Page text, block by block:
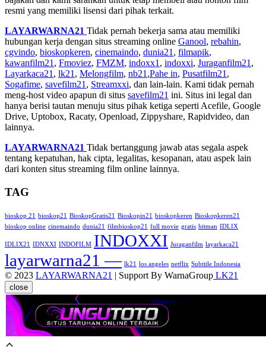
resmi yang memiliki lisensi dari pihak terkait.
LAYARWARNA21 Tidak pernah bekerja sama atau memiliki
hubungan kerja dengan situs streaming online Ganool, rebahin,
cgvindo, bioskopkeren, cinemaindo, dunia21 , filmapik,
kawanfilm21 , Fmoviez, FMZM, indoxx1 , indoxxi, Juraganfilm21 ,
Layarkaca21 , lk21 , Melongfilm, nb21 ,Pahe in, Pusatfilm21 ,
Sogafime, savefilm21 , Streamxxi, dan lain-lain. Kami tidak pernah
meng-host video apapun di situs savefilm21 ini. Situs ini legal dan
hanya berisi tautan menuju situs pihak ketiga seperti Acefile, Google
Drive, Uptobox, Racaty, Openload, Zippyshare, Rapidvideo, dan
lainnya.
LAYARWARNA21 Tidak bertanggung jawab atas segala aspek
tentang kepatuhan, hak cipta, legalitas, kesopanan, atau aspek lain
dari konten situs streaming film online lainnya.
TAG
bioskop 21 bioskop21 BioskopGratis21 Bioskopin21 bioskopkeren Bioskopkeren21
bioskop online cinemaindo dunia21 filmbioskop21 full movie gratis hitman IDLIX
IDLIX21 IDNXXI INDOFILM INDOXXI Juraganfilm layarkaca21
layarwarna21 — lk21 los angeles netflix Subtitle Indonesia
© 2023 LAYARWARNA21 | Support By WarnaGroup LK21
close